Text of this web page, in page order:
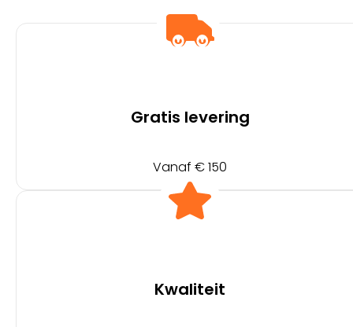
Gratis levering
Vanaf € 150
Kwaliteit